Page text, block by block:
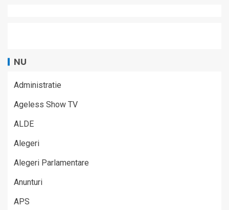
NU
Administratie
Ageless Show TV
ALDE
Alegeri
Alegeri Parlamentare
Anunturi
APS